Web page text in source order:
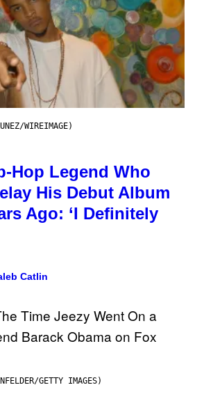
WIREIMAGE)
Hop Legend Who
His Debut Album
Ago: ‘I Definitely
Catlin
GETTY IMAGES)